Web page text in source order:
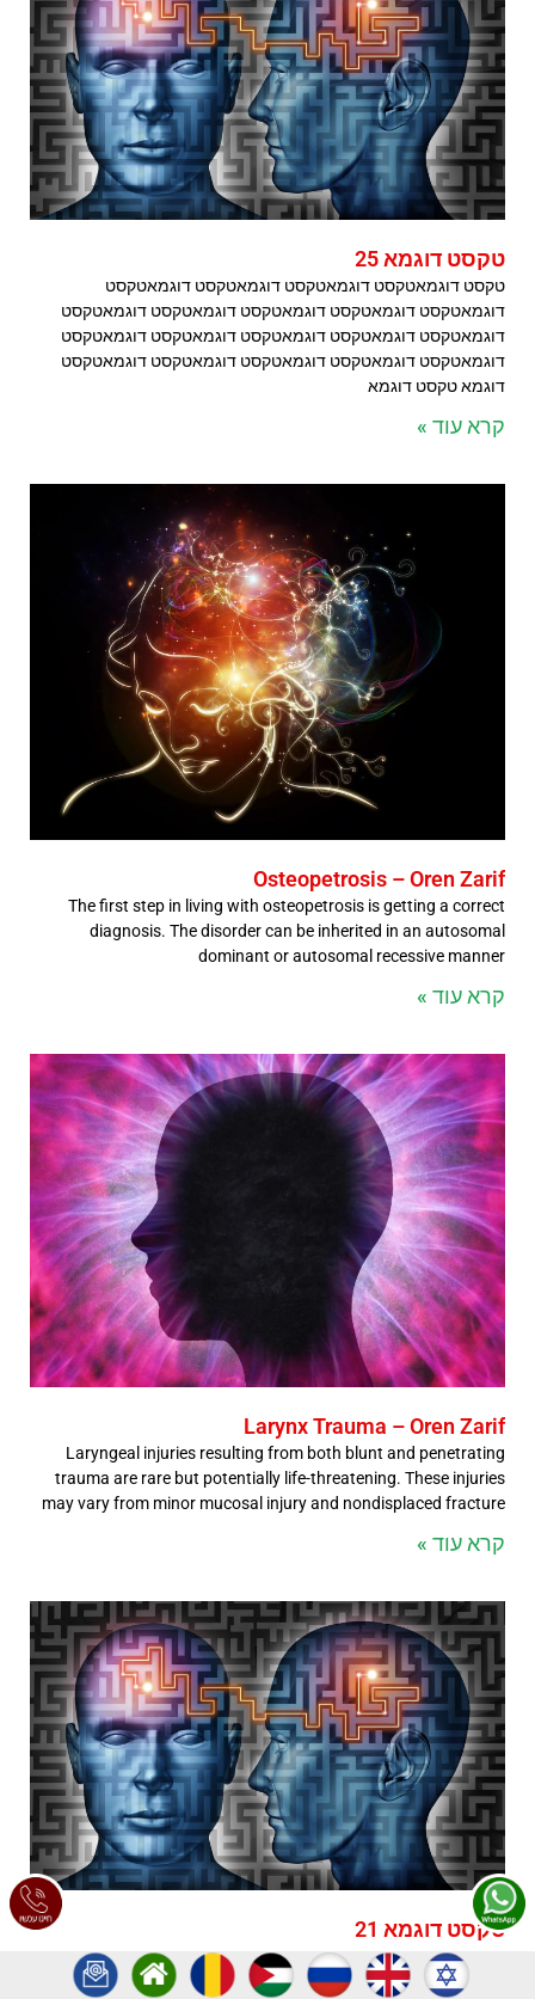
טקסט דוגמא 25
טקסט דוגמאטקסט דוגמאטקסט דוגמאטקסט דוגמאטקסט
דוגמאטקסט דוגמאטקסט דוגמאטקסט דוגמאטקסט דוגמאטקסט
דוגמאטקסט דוגמאטקסט דוגמאטקסט דוגמאטקסט דוגמאטקסט
דוגמאטקסט דוגמאטקסט דוגמאטקסט דוגמאטקסט דוגמאטקסט
דוגמא טקסט דוגמא
קרא עוד »
Osteopetrosis – Oren Zarif
The first step in living with osteopetrosis is getting a correct
diagnosis. The disorder can be inherited in an autosomal
dominant or autosomal recessive manner
קרא עוד »
Larynx Trauma – Oren Zarif
Laryngeal injuries resulting from both blunt and penetrating
trauma are rare but potentially life-threatening. These injuries
may vary from minor mucosal injury and nondisplaced fracture
קרא עוד »
טקסט דוגמא 21
טקסט דוגמאטקסט דוגמאטקסט דוגמאטקסט דוגמאטקסט
דוגמאטקסט דוגמאטקסט דוגמאטקסט דוגמאטקסט דוגמאטקסט